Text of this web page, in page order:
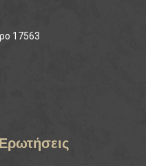
17563
Ερωτήσεις